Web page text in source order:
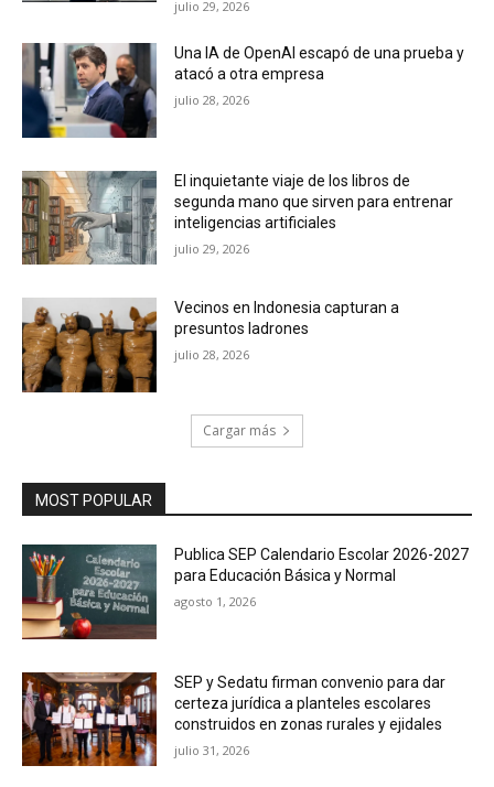
julio 29, 2026
Una IA de OpenAI escapó de una prueba y
atacó a otra empresa
julio 28, 2026
El inquietante viaje de los libros de
segunda mano que sirven para entrenar
inteligencias artificiales
julio 29, 2026
Vecinos en Indonesia capturan a
presuntos ladrones
julio 28, 2026
Cargar más
MOST POPULAR
Publica SEP Calendario Escolar 2026-2027
para Educación Básica y Normal
agosto 1, 2026
SEP y Sedatu firman convenio para dar
certeza jurídica a planteles escolares
construidos en zonas rurales y ejidales
julio 31, 2026